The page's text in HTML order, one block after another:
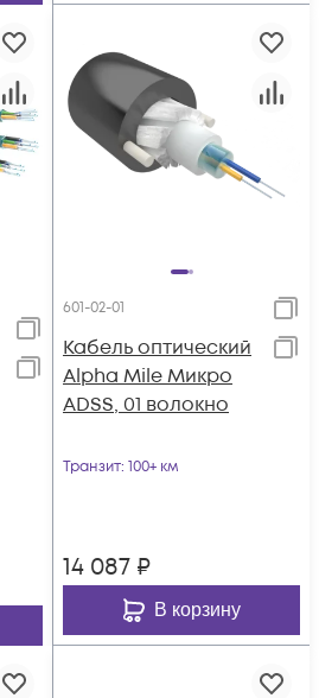
601-02-01
Кабель оптический
Alpha Mile Микро
ADSS, 01 волокно
Транзит: 100+ км
14 087 ₽
В корзину